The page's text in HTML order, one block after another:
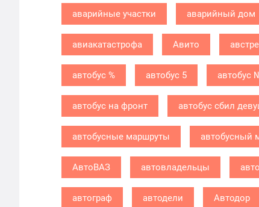
аварийные участки аварийный дом
авиакатастрофа Авито
автобус % автобус 5 автобус
автобус на фронт автобус сбил
автобусные маршруты автобусный
АвтоВАЗ автовладельцы
автограф автодели Автодор